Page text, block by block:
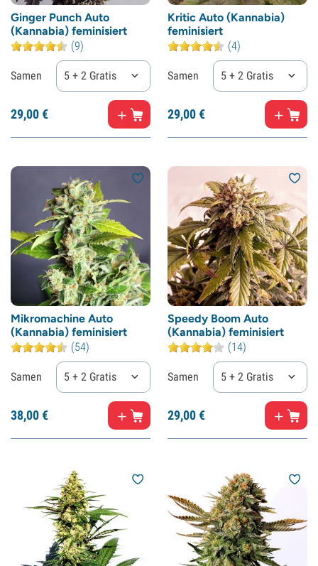
Ginger Punch Auto
(Kannabia) feminisiert
(9)
Samen 5 + 2 Gratis
29,00€
Kritic Auto (Kannabia)
feminisiert
(4)
Samen 5 + 2 Gratis
29,00€
Mikromachine Auto
(Kannabia) feminisiert
(54)
Samen 5 + 2 Gratis
38,00€
Speedy Boom Auto
(Kannabia) feminisiert
(14)
Samen 5 + 2 Gratis
29,00€